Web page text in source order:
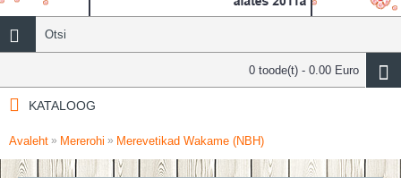
0 toode(t) - 0.00 Euro
KATALOOG
Avaleht » Mererohi » Merevetikad Wakame (NBH)